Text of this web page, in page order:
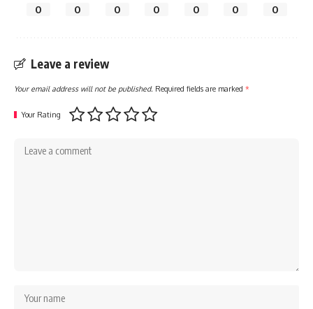
0 0 0 0 0 0 0
Leave a review
Your email address will not be published. Required fields are marked *
Your Rating